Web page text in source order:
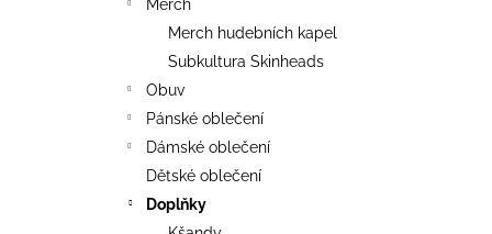
Merch
Merch hudebních kapel
Subkultura Skinheads
Obuv
Pánské oblečení
Dámské oblečení
Dětské oblečení
Doplňky